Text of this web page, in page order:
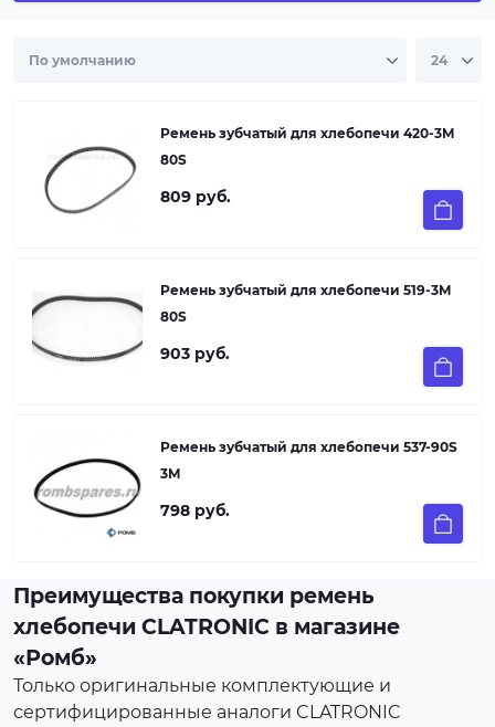
Ремень зубчатый для хлебопечи 420-3M
80S
809 руб.
Ремень зубчатый для хлебопечи 519-3M
80S
903 руб.
Ремень зубчатый для хлебопечи 537-90S
3M
798 руб.
Преимущества покупки ремень
хлебопечи CLATRONIC в магазине
«Ромб»
Только оригинальные комплектующие и
сертифицированные аналоги CLATRONIC